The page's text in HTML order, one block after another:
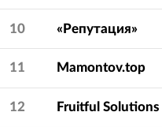
10 «Репутация»
11 Mamontov.top
12 Fruitful Solutions